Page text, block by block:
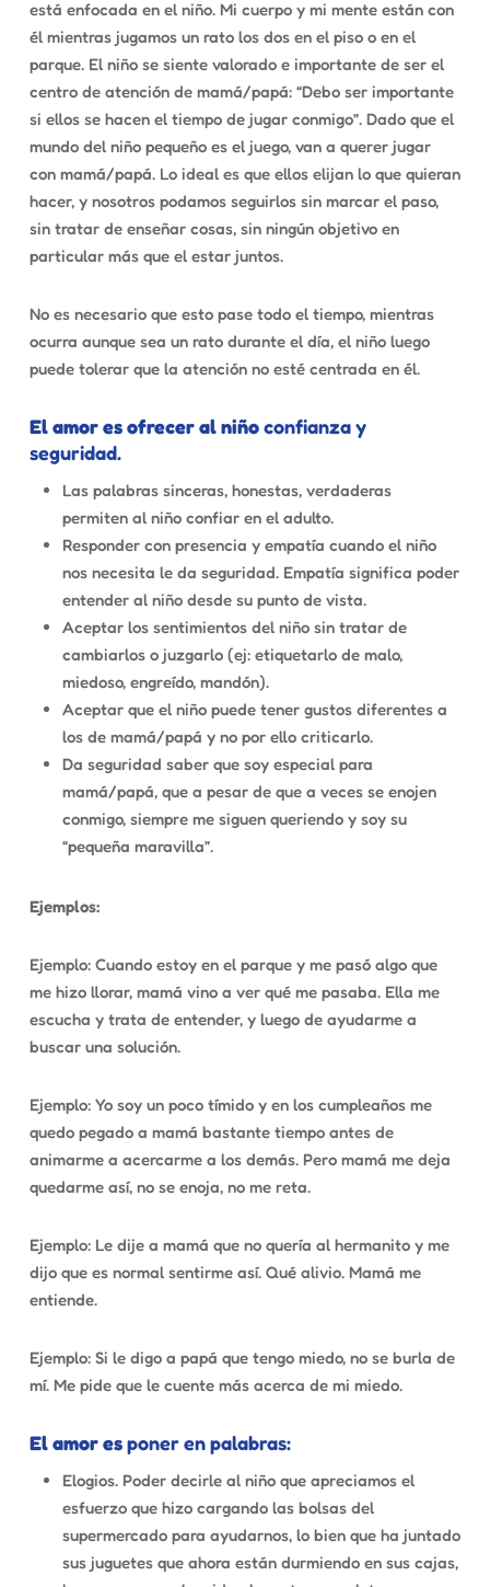
está enfocada en el niño. Mi cuerpo y mi mente están con
él mientras jugamos un rato los dos en el piso o en el
parque. El niño se siente valorado e importante de ser el
centro de atención de mamá/papá: “Debo ser importante
si ellos se hacen el tiempo de jugar conmigo”. Dado que el
mundo del niño pequeño es el juego, van a querer jugar
con mamá/papá. Lo ideal es que ellos elijan lo que quieran
hacer, y nosotros podamos seguirlos sin marcar el paso,
sin tratar de enseñar cosas, sin ningún objetivo en
particular más que el estar juntos.
No es necesario que esto pase todo el tiempo, mientras
ocurra aunque sea un rato durante el día, el niño luego
puede tolerar que la atención no esté centrada en él.
El amor es ofrecer al niñoconfianza y
seguridad.
Las palabras sinceras, honestas, verdaderas
permiten al niño confiar en el adulto.
Responder con presencia y empatía cuando el niño
nos necesita le da seguridad. Empatía significa poder
entender al niño desde su punto de vista.
Aceptar los sentimientos del niño sin tratar de
cambiarlos o juzgarlo (ej: etiquetarlo de malo,
miedoso, engreído, mandón).
Aceptar que el niño puede tener gustos diferentes a
los de mamá/papá y no por ello criticarlo.
Da seguridad saber que soy especial para
mamá/papá, que a pesar de que a veces se enojen
conmigo, siempre me siguen queriendo y soy su
“pequeña maravilla”.
Ejemplos:
Ejemplo: Cuando estoy en el parque y me pasó algo que
me hizo llorar, mamá vino a ver qué me pasaba. Ella me
escucha y trata de entender, y luego de ayudarme a
buscar una solución.
Ejemplo: Yo soy un poco tímido y en los cumpleaños me
quedo pegado a mamá bastante tiempo antes de
animarme a acercarme a los demás. Pero mamá me deja
quedarme así, no se enoja, no me reta.
Ejemplo: Le dije a mamá que no quería al hermanito y me
dijo que es normal sentirme así. Qué alivio. Mamá me
entiende.
Ejemplo: Si le digo a papá que tengo miedo, no se burla de
mí. Me pide que le cuente más acerca de mi miedo.
El amor esponer en palabras:
Elogios. Poder decirle al niño que apreciamos el
esfuerzo que hizo cargando las bolsas del
supermercado para ayudarnos, lo bien que ha juntado
sus juguetes que ahora están durmiendo en sus cajas,